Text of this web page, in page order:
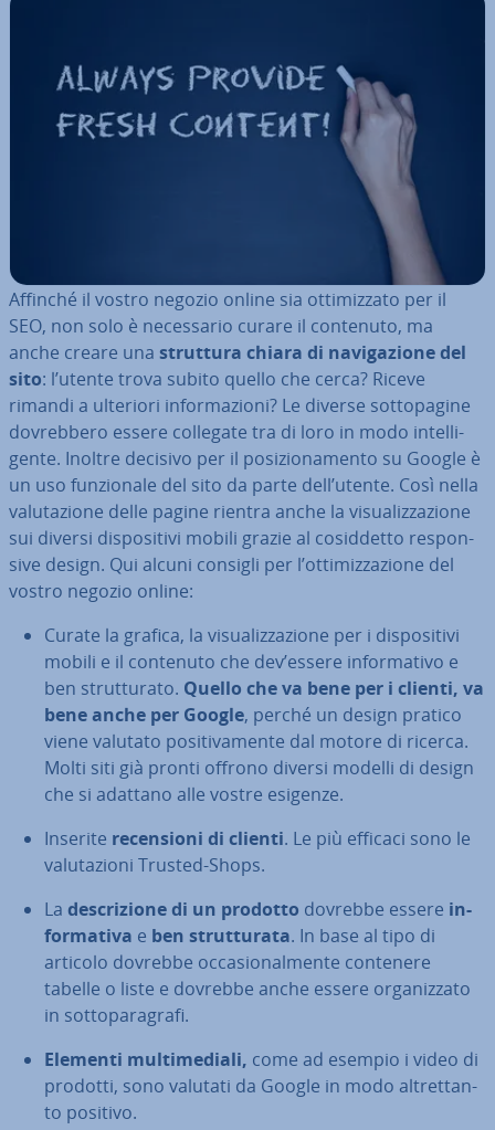
Affinché il vostro negozio online sia ot­ti­miz­za­to per il
SEO, non solo è ne­ces­sa­rio curare il contenuto, ma
anche creare una struttura chiara di na­vi­ga­zio­ne del
sito: l’utente trova subito quello che cerca? Riceve
rimandi a ulteriori in­for­ma­zio­ni? Le diverse sot­to­pa­gi­ne
do­vreb­be­ro essere collegate tra di loro in modo in­tel­li­
gen­te. Inoltre decisivo per il po­si­zio­na­men­to su Google è
un uso fun­zio­na­le del sito da parte dell’utente. Così nella
va­lu­ta­zio­ne delle pagine rientra anche la vi­sua­liz­za­zio­ne
sui diversi di­spo­si­ti­vi mobili grazie al co­sid­det­to re­spon­
si­ve design. Qui alcuni consigli per l’ot­ti­miz­za­zio­ne del
vostro negozio online:
Curate la grafica, la vi­sua­liz­za­zio­ne per i di­spo­si­ti­vi
mobili e il contenuto che dev’essere in­for­ma­ti­vo e
ben strut­tu­ra­to. Quello che va bene per i clienti, va
bene anche per Google, perché un design pratico
viene valutato po­si­ti­va­men­te dal motore di ricerca.
Molti siti già pronti offrono diversi modelli di design
che si adattano alle vostre esigenze.
Inserite re­cen­sio­ni di clienti. Le più efficaci sono le
va­lu­ta­zio­ni Trusted-Shops.
La de­scri­zio­ne di un prodotto dovrebbe essere in­
for­ma­ti­va e ben strut­tu­ra­ta. In base al tipo di
articolo dovrebbe oc­ca­sio­nal­men­te contenere
tabelle o liste e dovrebbe anche essere or­ga­niz­za­to
in sot­to­pa­ra­gra­fi.
Elementi mul­ti­me­dia­li, come ad esempio i video di
prodotti, sono valutati da Google in modo al­tret­tan­
to positivo.